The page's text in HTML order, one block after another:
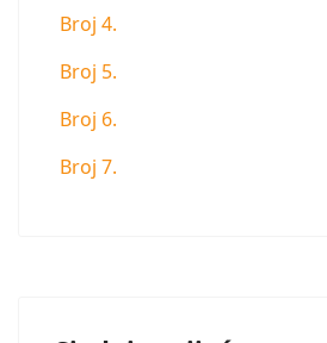
Broj 4.
Broj 5.
Broj 6.
Broj 7.